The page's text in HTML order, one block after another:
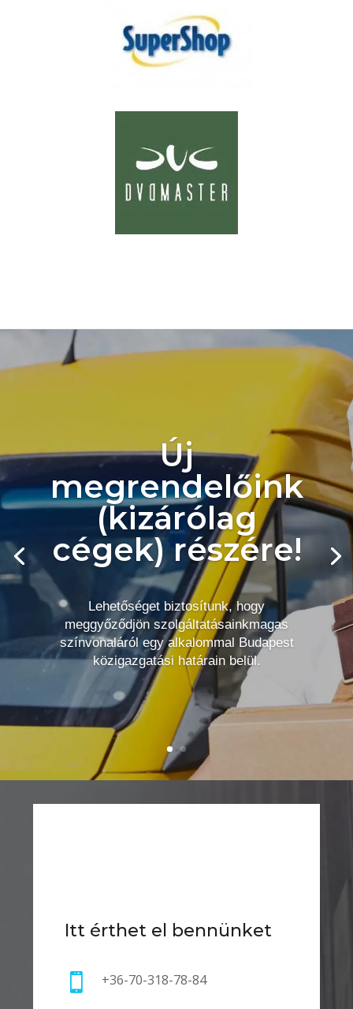
Új
megrendelőink
(kizárólag
cégek) részére!
Lehetőséget biztosítunk, hogy
meggyőződjön szolgáltatásainkmagas
színvonaláról egy alkalommal Budapest
közigazgatási határain belül.
Itt érthet el bennünket
 +36-70-318-78-84